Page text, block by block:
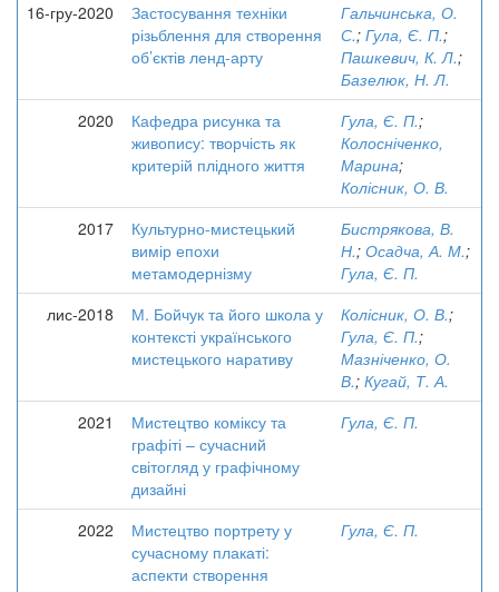
16-гру-2020
Застосування техніки
різьблення для створення
об’єктів ленд-арту
Гальчинська, О.
С.; Гула, Є. П.;
Пашкевич, К. Л.;
Базелюк, Н. Л.
2020
Кафедра рисунка та
живопису: творчість як
критерій плідного життя
Гула, Є. П.;
Колосніченко,
Марина;
Колісник, О. В.
2017
Культурно-мистецький
вимір епохи
метамодернізму
Бистрякова, В.
Н.; Осадча, А. М.;
Гула, Є. П.
лис-2018
М. Бойчук та його школа у
контексті українського
мистецького наративу
Колісник, О. В.;
Гула, Є. П.;
Мазніченко, О.
В.; Кугай, Т. А.
2021
Мистецтво коміксу та
графіті – сучасний
світогляд у графічному
дизайні
Гула, Є. П.
2022
Мистецтво портрету у
сучасному плакаті:
аспекти створення
Гула, Є. П.